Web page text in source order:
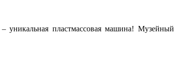
уникальная пластмассовая машина! Музейный